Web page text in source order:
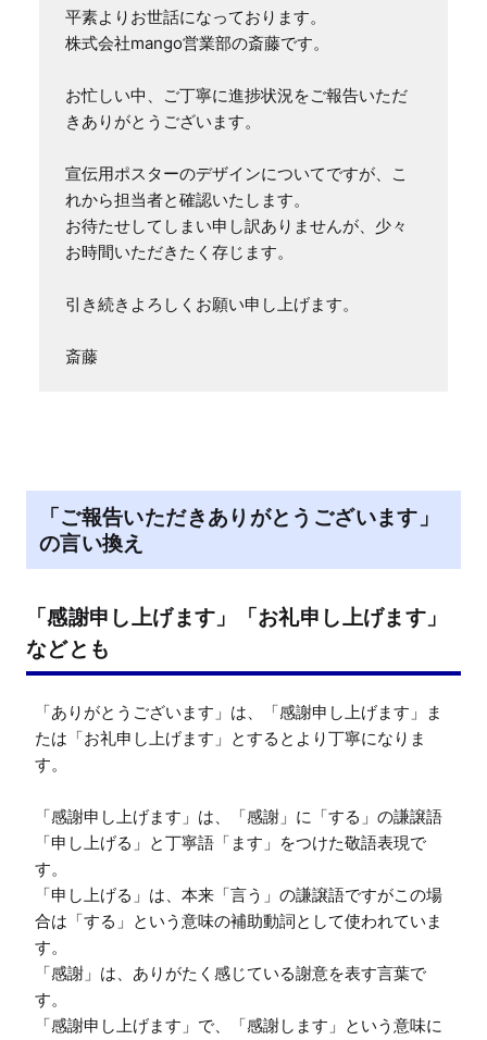
平素よりお世話になっております。
株式会社mango営業部の斎藤です。
お忙しい中、ご丁寧に進捗状況をご報告いただ
きありがとうございます。
宣伝用ポスターのデザインについてですが、こ
れから担当者と確認いたします。
お待たせしてしまい申し訳ありませんが、少々
お時間いただきたく存じます。
引き続きよろしくお願い申し上げます。
斎藤
「ご報告いただきありがとうございます」
の言い換え
「感謝申し上げます」「お礼申し上げます」
などとも
「ありがとうございます」は、「感謝申し上げます」ま
たは「お礼申し上げます」とするとより丁寧になりま
す。
「感謝申し上げます」は、「感謝」に「する」の謙譲語
「申し上げる」と丁寧語「ます」をつけた敬語表現で
す。
「申し上げる」は、本来「言う」の謙譲語ですがこの場
合は「する」という意味の補助動詞として使われていま
す。
「感謝」は、ありがたく感じている謝意を表す言葉で
す。
「感謝申し上げます」で、「感謝します」という意味に